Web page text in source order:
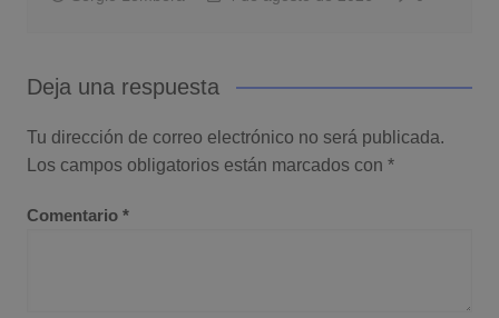
Deja una respuesta
Tu dirección de correo electrónico no será publicada.
Los campos obligatorios están marcados con *
Comentario *